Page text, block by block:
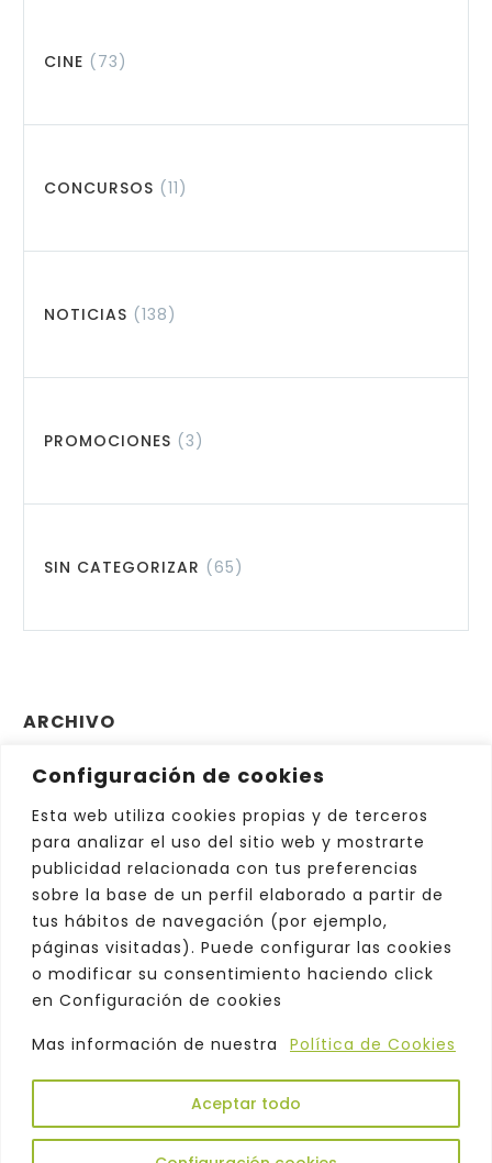
Configuración de cookies
Esta web utiliza cookies propias y de terceros
para analizar el uso del sitio web y mostrarte
publicidad relacionada con tus preferencias
sobre la base de un perfil elaborado a partir de
tus hábitos de navegación (por ejemplo,
páginas visitadas). Puede configurar las cookies
o modificar su consentimiento haciendo click
en Configuración de cookies
Mas información de nuestra
Política de Cookies
Aceptar todo
CINE (73)
CONCURSOS (11)
NOTICIAS (138)
PROMOCIONES (3)
SIN CATEGORIZAR (65)
ARCHIVO
Archivo
Elegir el mes
Copyright © 2026. Odeón |Política de
Aviso Legal Comercialización